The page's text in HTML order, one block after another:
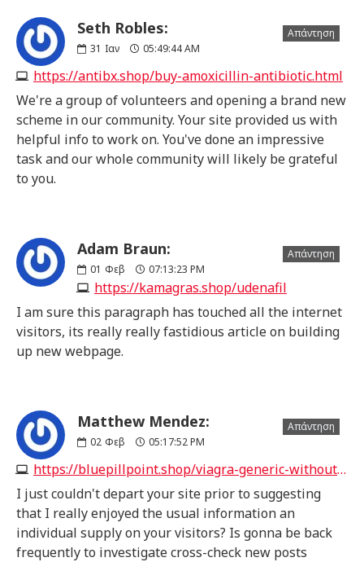
Seth Robles:
31 Ιαν 05:49:44 AM
https://antibx.shop/buy-amoxicillin-antibiotic.html
Απάντηση
We're a group of volunteers and opening a brand new
scheme in our community. Your site provided us with
helpful info to work on. You've done an impressive
task and our whole community will likely be grateful
to you.
Adam Braun:
01 Φεβ 07:13:23 PM
https://kamagras.shop/udenafil
Απάντηση
I am sure this paragraph has touched all the internet
visitors, its really really fastidious article on building
up new webpage.
Matthew Mendez:
02 Φεβ 05:17:52 PM
https://bluepillpoint.shop/viagra-generic-without-prescription.html
Απάντηση
I just couldn't depart your site prior to suggesting
that I really enjoyed the usual information an
individual supply on your visitors? Is gonna be back
frequently to investigate cross-check new posts